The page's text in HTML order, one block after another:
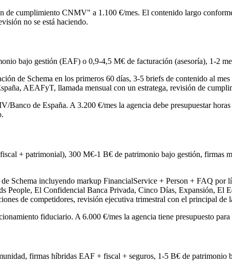
de cumplimiento CNMV" a 1.100 €/mes. El contenido largo
no se está haciendo.
bajo gestión (EAF) o 0,9-4,5 M€ de facturación (asesoría), 1-2
de Schema en los primeros 60 días, 3-5 briefs de contenido al
AEAFyT, llamada mensual con un estratega, revisión de
de España. A 3.200 €/mes la agencia debe presupuestar
+ patrimonial), 300 M€-1 B€ de patrimonio bajo gestión, firmas
Schema incluyendo markup FinancialService + Person + FAQ
People, El Confidencial Banca Privada, Cinco Días, Expansión, El
de competidores, revisión ejecutiva trimestral con el principal de
fiduciario. A 6.000 €/mes la agencia tiene presupuesto
firmas híbridas EAF + fiscal + seguros, 1-5 B€ de patrimonio